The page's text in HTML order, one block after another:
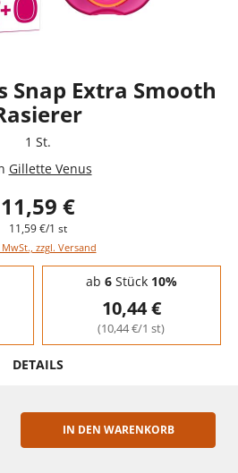
Snap Extra Smooth
1 St.
Gillette Venus
11,59 €
11,59 €/1 st
zzgl. Versand
ab 6Stück 10%
10,44 €
(10,44 €/1 st)
DETAILS
IN DEN WARENKORB